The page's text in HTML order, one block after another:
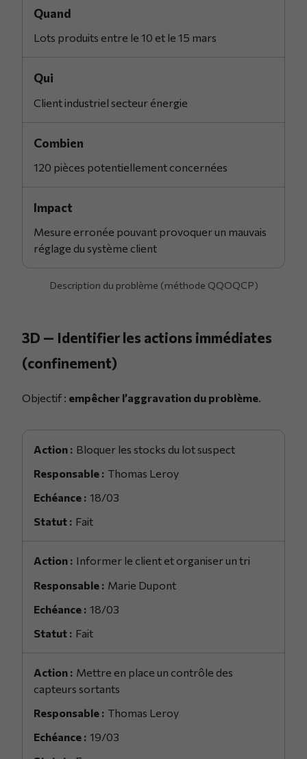
Description du problème (méthode QQOQCP)
Quand
Lots produits entre le 10 et le 15 mars
Qui
Client industriel secteur énergie
Combien
120 pièces potentiellement concernées
Impact
Mesure erronée pouvant provoquer un mauvais
réglage du système client
3D — Identifier les actions immédiates
(confinement)
Objectif : empêcher l’aggravation du problème
Bloquer les stocks du lot suspect
Thomas Leroy
18/03
Fait
Informer le client et organiser un tri
Marie Dupont
18/03
Fait
Mettre en place un contrôle des
capteurs sortants
Thomas Leroy
19/03